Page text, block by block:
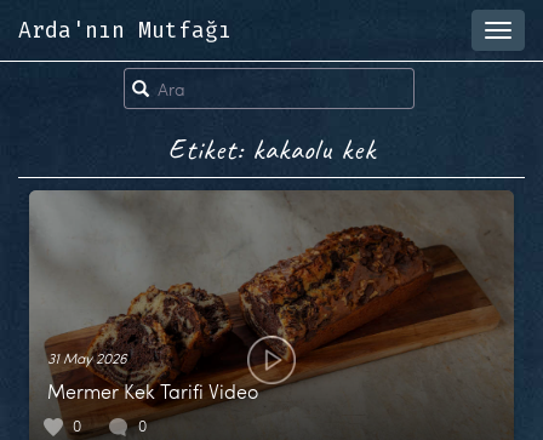
Arda'nın Mutfağı
Etiket: kakaolu kek
31 May 2026
Mermer Kek Tarifi Video
0 0